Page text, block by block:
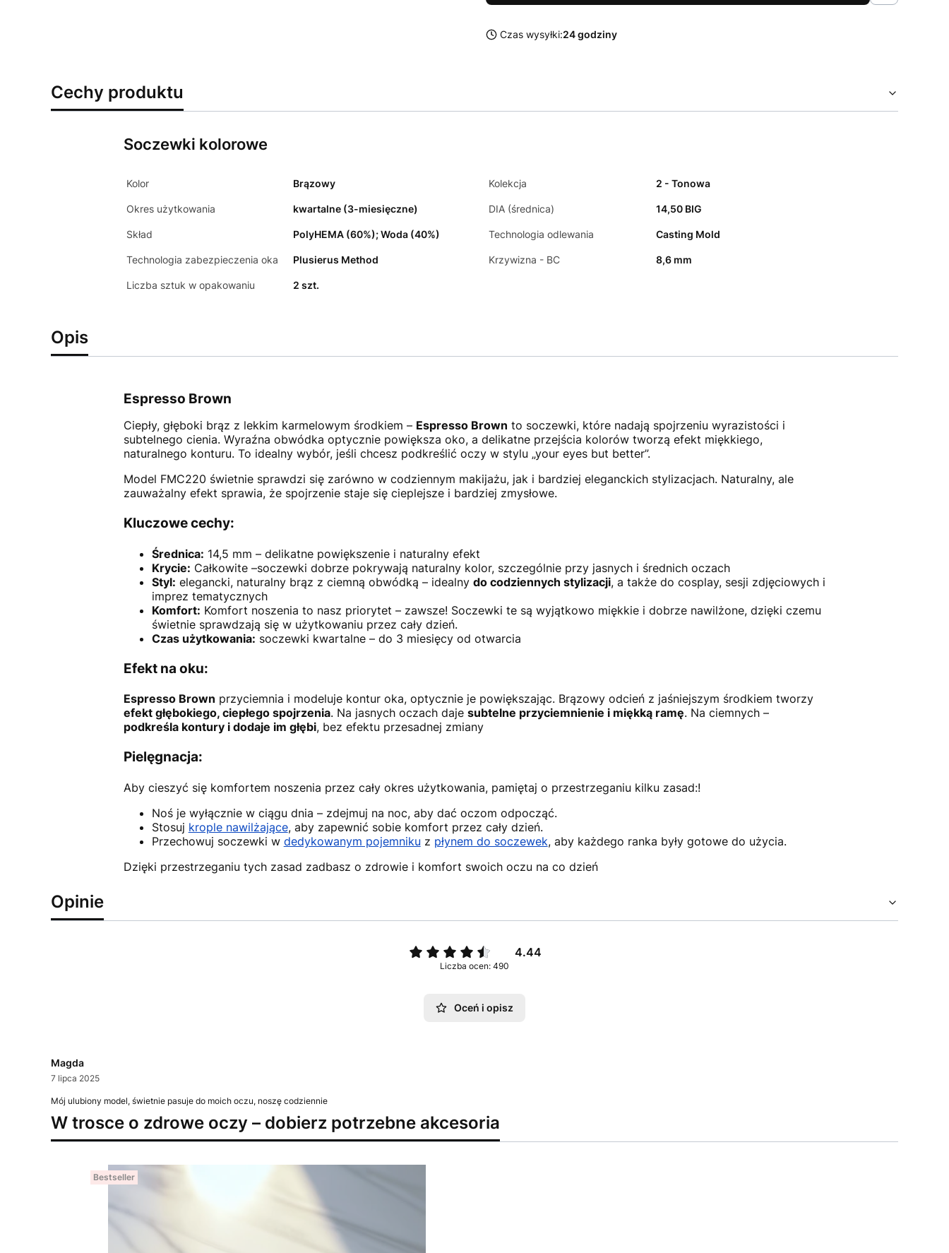
Czas wysyłki:24 godziny
Cechy produktu
Soczewki kolorowe
Kolor Brązowy Kolekcja 2 - Tonowa
Okres użytkowania kwartalne (3-miesięczne) DIA (średnica) 14,50 BIG
Skład PolyHEMA (60%); Woda (40%) Technologia odlewania Casting Mold
Technologia zabezpieczenia oka Plusierus Method Krzywizna - BC 8,6 mm
Liczba sztuk w opakowaniu 2 szt.
Opis
Espresso Brown
Ciepły, głęboki brąz z lekkim karmelowym środkiem – Espresso Brown to soczewki, które nadają spojrzeniu wyrazistości i
subtelnego cienia. Wyraźna obwódka optycznie powiększa oko, a delikatne przejścia kolorów tworzą efekt miękkiego,
naturalnego konturu. To idealny wybór, jeśli chcesz podkreślić oczy w stylu „your eyes but better”.
Model FMC220 świetnie sprawdzi się zarówno w codziennym makijażu, jak i bardziej eleganckich stylizacjach. Naturalny, ale
zauważalny efekt sprawia, że spojrzenie staje się cieplejsze i bardziej zmysłowe.
Kluczowe cechy:
Średnica: 14,5 mm – delikatne powiększenie i naturalny efekt
Krycie: Całkowite –soczewki dobrze pokrywają naturalny kolor, szczególnie przy jasnych i średnich oczach
Styl: elegancki, naturalny brąz z ciemną obwódką – idealny do codziennych stylizacji, a także do cosplay, sesji zdjęciowych i
imprez tematycznych
Komfort: Komfort noszenia to nasz priorytet – zawsze! Soczewki te są wyjątkowo miękkie i dobrze nawilżone, dzięki czemu
świetnie sprawdzają się w użytkowaniu przez cały dzień.
Czas użytkowania: soczewki kwartalne – do 3 miesięcy od otwarcia
Efekt na oku:
Espresso Brown przyciemnia i modeluje kontur oka, optycznie je powiększając. Brązowy odcień z jaśniejszym środkiem tworzy
efekt głębokiego, ciepłego spojrzenia. Na jasnych oczach daje subtelne przyciemnienie i miękką ramę. Na ciemnych –
podkreśla kontury i dodaje im głębi, bez efektu przesadnej zmiany
Pielęgnacja:
Aby cieszyć się komfortem noszenia przez cały okres użytkowania, pamiętaj o przestrzeganiu kilku zasad:!
Noś je wyłącznie w ciągu dnia – zdejmuj na noc, aby dać oczom odpocząć.
Stosuj krople nawilżające, aby zapewnić sobie komfort przez cały dzień.
Przechowuj soczewki w dedykowanym pojemniku z płynem do soczewek, aby każdego ranka były gotowe do użycia.
Dzięki przestrzeganiu tych zasad zadbasz o zdrowie i komfort swoich oczu na co dzień
Opinie
4.44
Liczba ocen: 490
Oceń i opisz
Magda
7 lipca 2025
Mój ulubiony model, świetnie pasuje do moich oczu, noszę codziennie
W trosce o zdrowe oczy – dobierz potrzebne akcesoria
Bestseller